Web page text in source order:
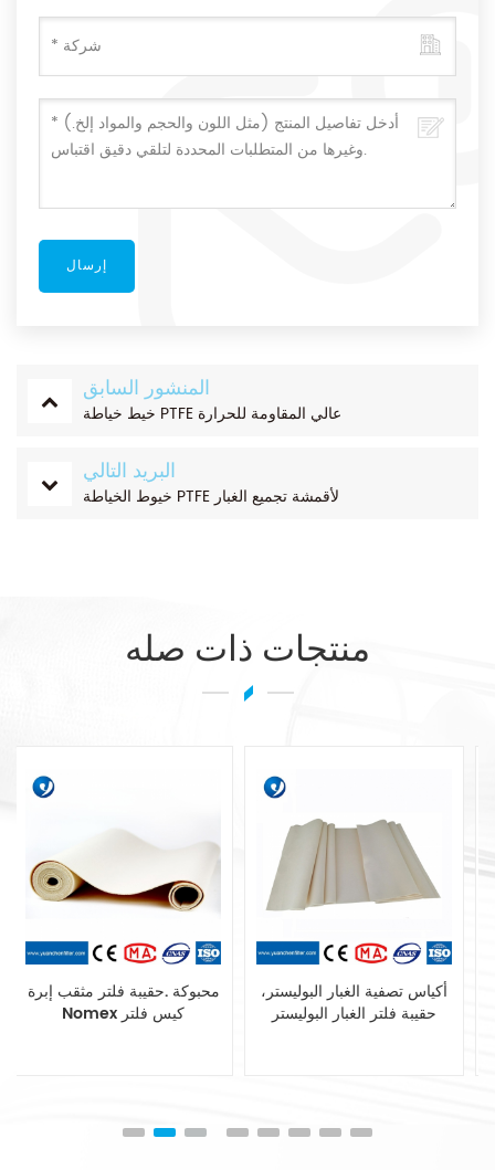
المنشور السابق
خيط خياطة PTFE عالي المقاومة للحرارة
البريد التالي
خيوط الخياطة PTFE لأقمشة تجميع الغبار
منتجات ذات صله
أكياس تصفية الغبار البوليستر،
حقيبة فلتر الغبار البوليستر
مزج بوليستر الاستاتيكيه حقيبة
تصفية أنظمة جمع الغبار